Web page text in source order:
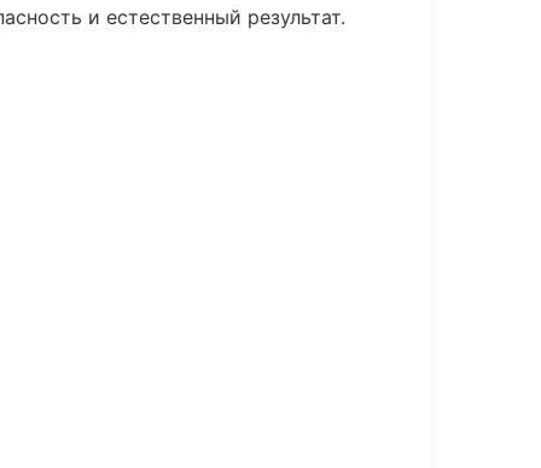
и естественный результат.